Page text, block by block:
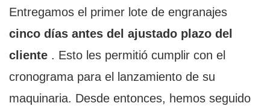
Entregamos el primer lote de engranajes
cinco días antes del ajustado plazo del
cliente . Esto les permitió cumplir con el
cronograma para el lanzamiento de su
maquinaria. Desde entonces, hemos seguido